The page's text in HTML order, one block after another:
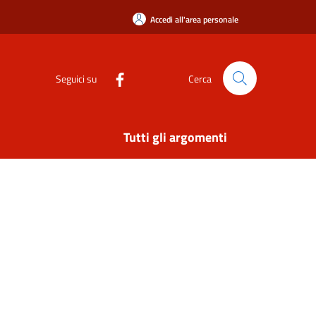
Accedi all'area personale
Seguici su Cerca
Tutti gli argomenti